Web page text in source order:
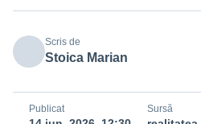
Scris de
Stoica Marian
Publicat Sursă